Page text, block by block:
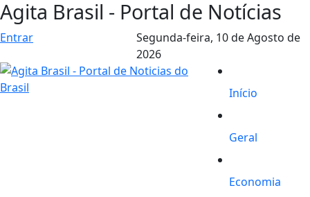
Agita Brasil - Portal de Notícias
Entrar Segunda-feira, 10 de Agosto de
2026
Início
Geral
Economia